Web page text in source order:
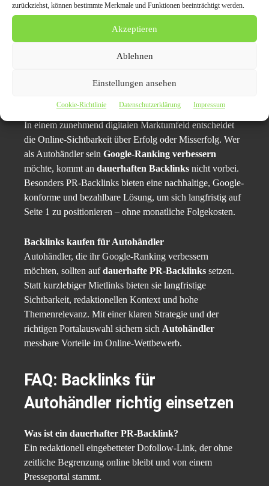
zurückziehst, können bestimmte Merkmale und Funktionen beeinträchtigt werden.
Akzeptieren
Ablehnen
Einstellungen ansehen
Cookie-Richtlinie Datenschutzerklärung Impressum
Zugriffe
Fazit: Dauerhafte Backlinks
In einem zunehmend digitalen Marktumfeld entscheidet
die Online-Sichtbarkeit über Erfolg oder Misserfolg. Wer
als Autohändler sein Google-Ranking verbessern
möchte, kommt an dauerhaften Backlinks nicht vorbei.
Besonders PR-Backlinks bieten eine nachhaltige, Google-
konforme und bezahlbare Lösung, um sich langfristig auf
Seite 1 zu positionieren – ohne monatliche Folgekosten.
Backlinks kaufen für Autohändler
Autohändler, die ihr Google-Ranking verbessern
möchten, sollten aufdauerhafte PR-Backlinks setzen.
Statt kurzlebiger Mietlinks bieten sie langfristige
Sichtbarkeit, redaktionellen Kontext und hohe
Themenrelevanz. Mit einer klaren Strategie und der
richtigen Portalauswahl sichern sich Autohändler
messbare Vorteile im Online-Wettbewerb.
FAQ: Backlinks für
Autohändler richtig einsetzen
Was ist ein dauerhafter PR-Backlink?
Ein redaktionell eingebetteter Dofollow-Link, der ohne
zeitliche Begrenzung online bleibt und von einem
Presseportal stammt.